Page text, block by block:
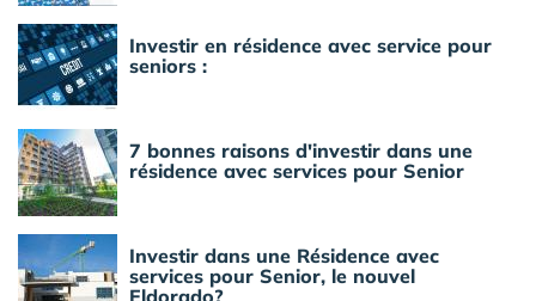
Investir en résidence avec service pour
seniors :
7 bonnes raisons d'investir dans une
résidence avec services pour Senior
Investir dans une Résidence avec
services pour Senior, le nouvel